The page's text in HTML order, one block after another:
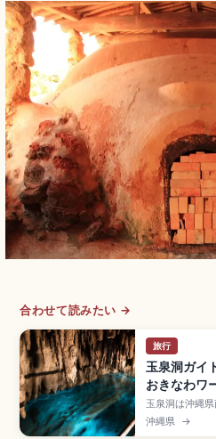
合わせて読みたい →
旅行
玉泉洞ガイ
おきなわワ
玉泉洞は沖縄
にある全長約
の鍾乳石を有す
沖縄県 →